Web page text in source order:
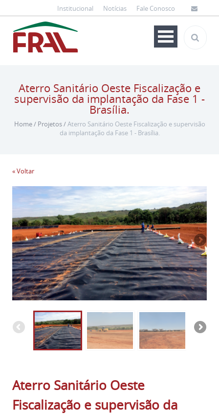
Institucional Notícias Fale Conosco
Aterro Sanitário Oeste Fiscalização e
supervisão da implantação da Fase 1 -
Brasília.
Home/ Projetos/Aterro Sanitário Oeste Fiscalização e supervisão
da implantação da Fase 1 - Brasília.
« Voltar
Aterro Sanitário Oeste
Fiscalização e supervisão da